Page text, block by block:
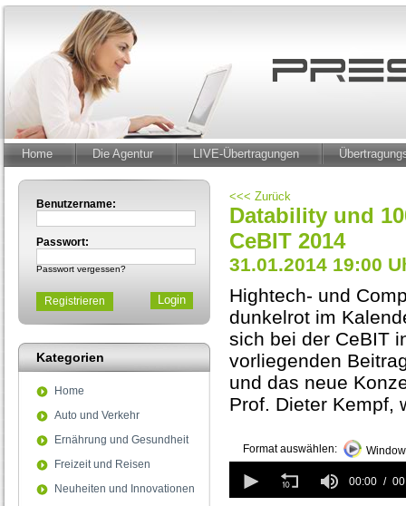
Home Die Agentur LIVE-Übertragungen
Benutzername:
Passwort:
Passwort vergessen?
Registrieren
Kategorien
Home
Auto und Verkehr
Ernährung und Gesundheit
Freizeit und Reisen
Neuheiten und Innovationen
<<< Zurück
Datability und
CeBIT 2014
31.01.2014 19:00
Hightech- und
dunkelrot im
sich bei der CeBIT
vorliegenden
und das neue
Prof. Dieter Kempf,
Format auswählen:
seconds
of
00:00